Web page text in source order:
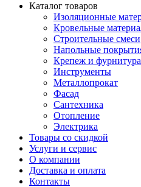
Каталог товаров
Изоляционные
Кровельные
Строительные смеси
Напольные
Крепеж и фурнитура
Инструменты
Металлопрокат
Фасад
Сантехника
Отопление
Электрика
Товары со скидкой
Услуги и сервис
О компании
Доставка и оплата
Контакты